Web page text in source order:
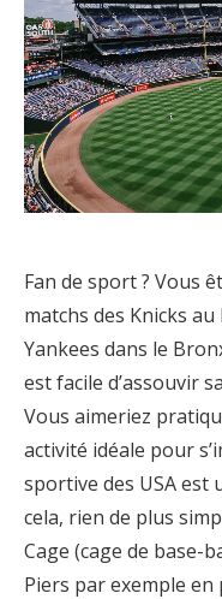
Fan de sport ? Vous
matchs des Knicks
Yankees dans le
est facile d’assouvir
Vous aimeriez
activité idéale pour
sportive des USA est
cela, rien de plus
Cage (cage de base-
Piers par exemple